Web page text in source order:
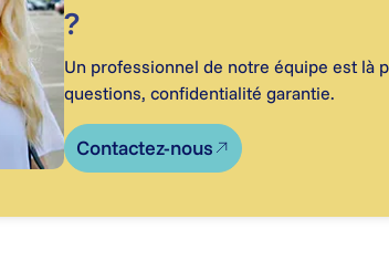
?
Un professionnel de notre équipe est là
questions, confidentialité garantie.
Contactez-nous